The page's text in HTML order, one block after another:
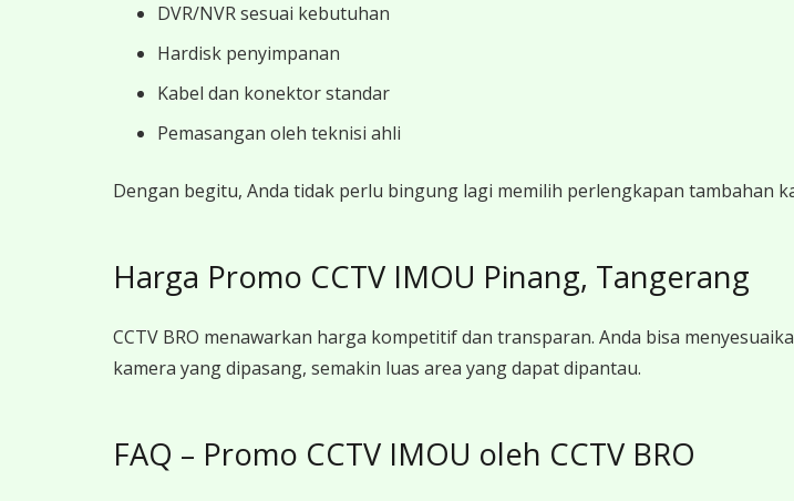
DVR/NVR sesuai kebutuhan
Hardisk penyimpanan
Kabel dan konektor standar
Pemasangan oleh teknisi ahli
Dengan begitu, Anda tidak perlu bingung lagi memilih perlengkapan tambahan
Harga Promo CCTV IMOU Pinang, Tangerang
CCTV BRO menawarkan harga kompetitif dan transparan. Anda bisa
kamera yang dipasang, semakin luas area yang dapat dipantau.
FAQ – Promo CCTV IMOU oleh CCTV BRO